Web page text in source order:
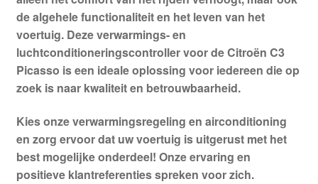
de algehele functionaliteit en het leven van het
voertuig. Deze verwarmings- en
luchtconditioneringscontroller voor de Citroën C3
Picasso is een ideale oplossing voor iedereen die op
zoek is naar kwaliteit en betrouwbaarheid.
Kies onzeverwarmingsregeling en airconditioning
en zorg ervoor dat uw voertuig is uitgerust met het
best mogelijke onderdeel! Onze ervaring en
positieve klantreferenties spreken voor zich.